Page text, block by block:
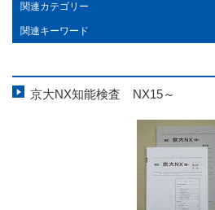
関連カテゴリー
関連キーワード
京大NX知能検査 NX15～